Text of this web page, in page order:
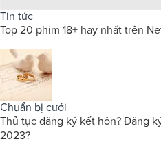
Tin tức
Top 20 phim 18+ hay nhất trên
Chuẩn bị cưới
Thủ tục đăng ký kết hôn? Đăng
2023?